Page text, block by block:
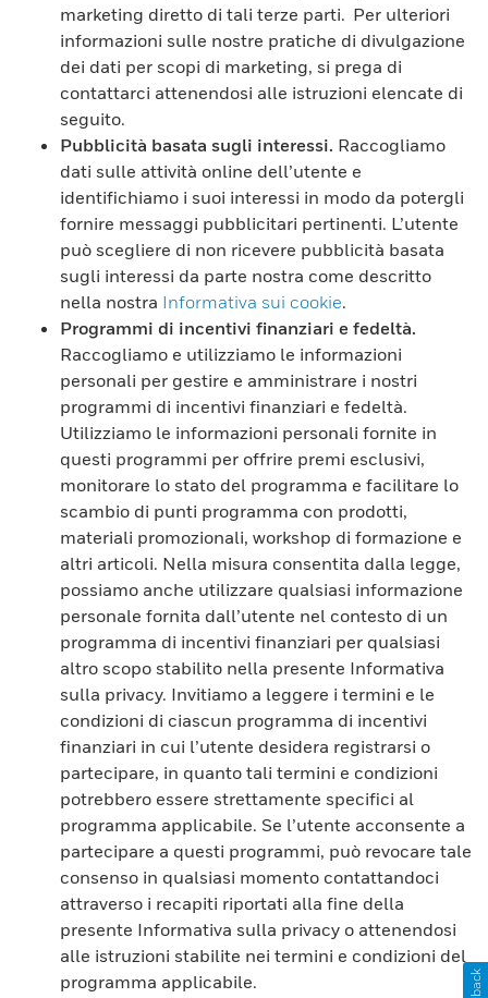
marketing diretto di tali terze parti. Per ulteriori
informazioni sulle nostre pratiche di divulgazione
dei dati per scopi di marketing, si prega di
contattarci attenendosi alle istruzioni elencate di
seguito.
Pubblicità basata sugli interessi. Raccogliamo
dati sulle attività online dell’utente e
identifichiamo i suoi interessi in modo da potergli
fornire messaggi pubblicitari pertinenti. L’utente
può scegliere di non ricevere pubblicità basata
sugli interessi da parte nostra come descritto
nella nostra Informativa sui cookie.
Programmi di incentivi finanziari e fedeltà.
Raccogliamo e utilizziamo le informazioni
personali per gestire e amministrare i nostri
programmi di incentivi finanziari e fedeltà.
Utilizziamo le informazioni personali fornite in
questi programmi per offrire premi esclusivi,
monitorare lo stato del programma e facilitare lo
scambio di punti programma con prodotti,
materiali promozionali, workshop di formazione e
altri articoli. Nella misura consentita dalla legge,
possiamo anche utilizzare qualsiasi informazione
personale fornita dall’utente nel contesto di un
programma di incentivi finanziari per qualsiasi
altro scopo stabilito nella presente Informativa
sulla privacy. Invitiamo a leggere i termini e le
condizioni di ciascun programma di incentivi
finanziari in cui l’utente desidera registrarsi o
partecipare, in quanto tali termini e condizioni
potrebbero essere strettamente specifici al
programma applicabile. Se l’utente acconsente a
partecipare a questi programmi, può revocare tale
consenso in qualsiasi momento contattandoci
attraverso i recapiti riportati alla fine della
presente Informativa sulla privacy o attenendosi
alle istruzioni stabilite nei termini e condizioni del
programma applicabile.